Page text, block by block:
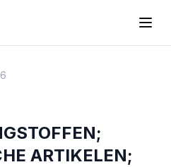
ARTIKELEN;